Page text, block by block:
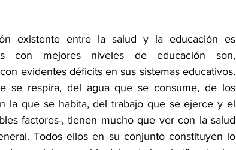
existente entre la salud y la educación es
con mejores niveles de educación son,
evidentes déficits en sus sistemas educativos.
se respira, del agua que se consume, de los
la que se habita, del trabajo que se ejerce y el
factores-, tienen mucho que ver con la salud
Todos ellos en su conjunto constituyen lo